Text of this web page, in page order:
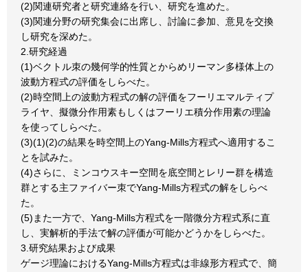
(2)関連研究者と研究連絡を行い、研究を進めた。
(3)関連分野の研究集会に出席し、討論に参加、意見を交換
し研究を深めた。
2.研究経過
(1)ベクトル朿の幾何学的性質とからめリーマン多様体上の
波動方程式の評価をしらべた。
(2)時空間上の波動方程式の解の評価をフーリエマルティプ
ライヤ、擬微分作用素もしくはフーリエ積分作用素の理論
を使ってしらべた。
(3)(1)(2)の結果を時空間上のYang-Mills方程式へ適用するこ
とを試みた。
(4)さらに、ミンコウスキー空間を底空間とレリー群を構造
群とする主ファイバー朿でYang-Mills方程式の解をしらべ
た。
(5)また一方で、Yang-Mills方程式を一階微分方程式系に直
し、実解析的手法で解の評価が可能かどうかをしらべた。
3.研究結果および成果
ゲージ理論におけるYang-Mills方程式は非線形方程式で、簡